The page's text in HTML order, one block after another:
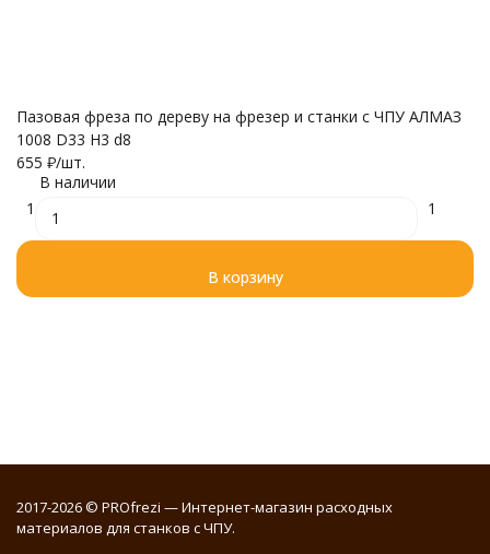
Пазовая фреза по дереву на фрезер и станки с ЧПУ АЛМАЗ
1008 D33 H3 d8
655 ₽/шт.
В наличии
1
1
В корзину
2017-2026 © PROfrezi — Интернет-магазин расходных
материалов для станков с ЧПУ.